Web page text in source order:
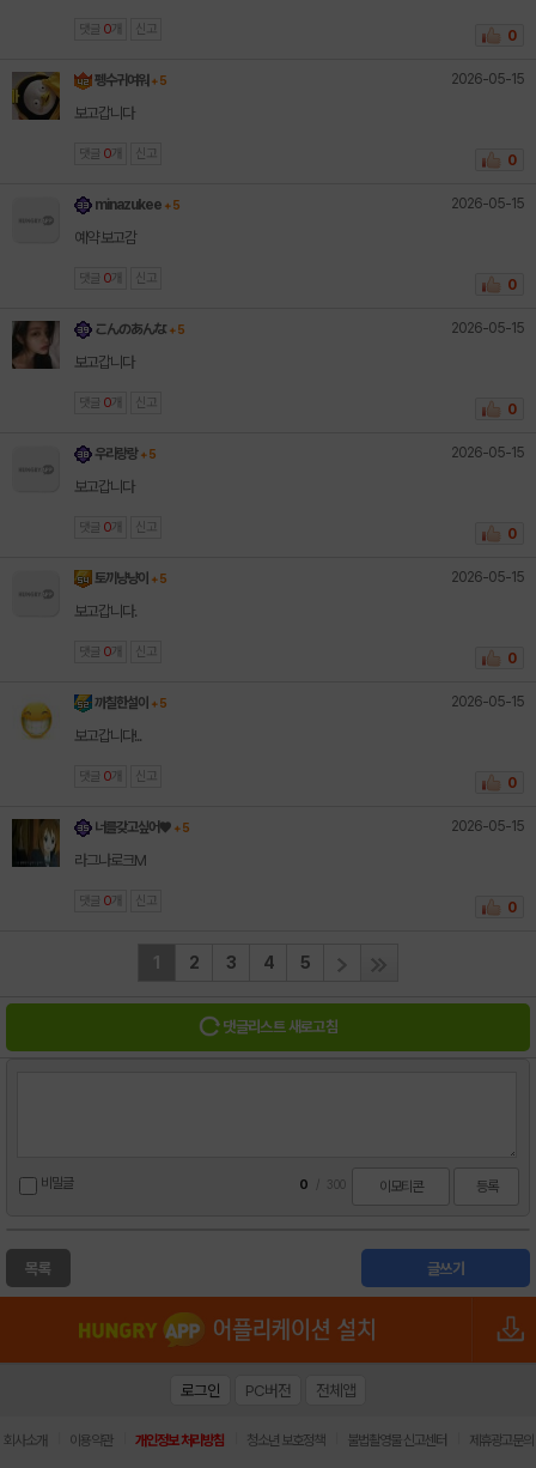
댓글 0 개 신고 0
펭수귀여워 + 5 2026-05-15
보고갑니다
댓글 0 개 신고 0
minazukee + 5 2026-05-15
예약 보고감
댓글 0 개 신고 0
こんのあんな + 5 2026-05-15
보고갑니다
댓글 0 개 신고 0
우리랑랑 + 5 2026-05-15
보고갑니다
댓글 0 개 신고 0
토끼냥냥이 + 5 2026-05-15
보고갑니다.
댓글 0 개 신고 0
까칠한설이 + 5 2026-05-15
보고갑니다!..
댓글 0 개 신고 0
너를갖고싶어♥︎ + 5 2026-05-15
라그나로크M
댓글 0 개 신고 0
1 2 3 4 5
댓글리스트 새로고침
비밀글 0 300 이모티콘 등록
글쓰기
목록
로그인 PC버전 전체앱
회사소개 이용약관 개인정보 처리방침 청소년 보호정책 불법촬영물 신고센터 제휴광고문의